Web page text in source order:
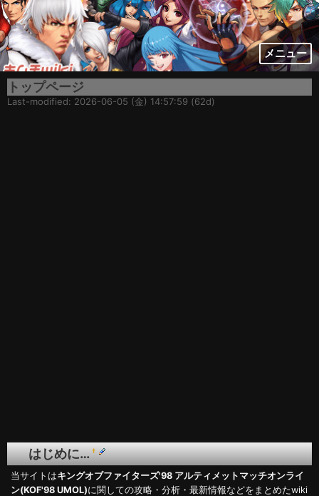
メニュー
トップページ
Last-modified: 2026-06-05 (金) 14:57:59 (62d)
はじめに…†
当サイトはキングオブファイターズ'98 アルティメットマッチオンライ
ン(KOF'98 UMOL)に関しての攻略・分析・最新情報などをまとめたwiki